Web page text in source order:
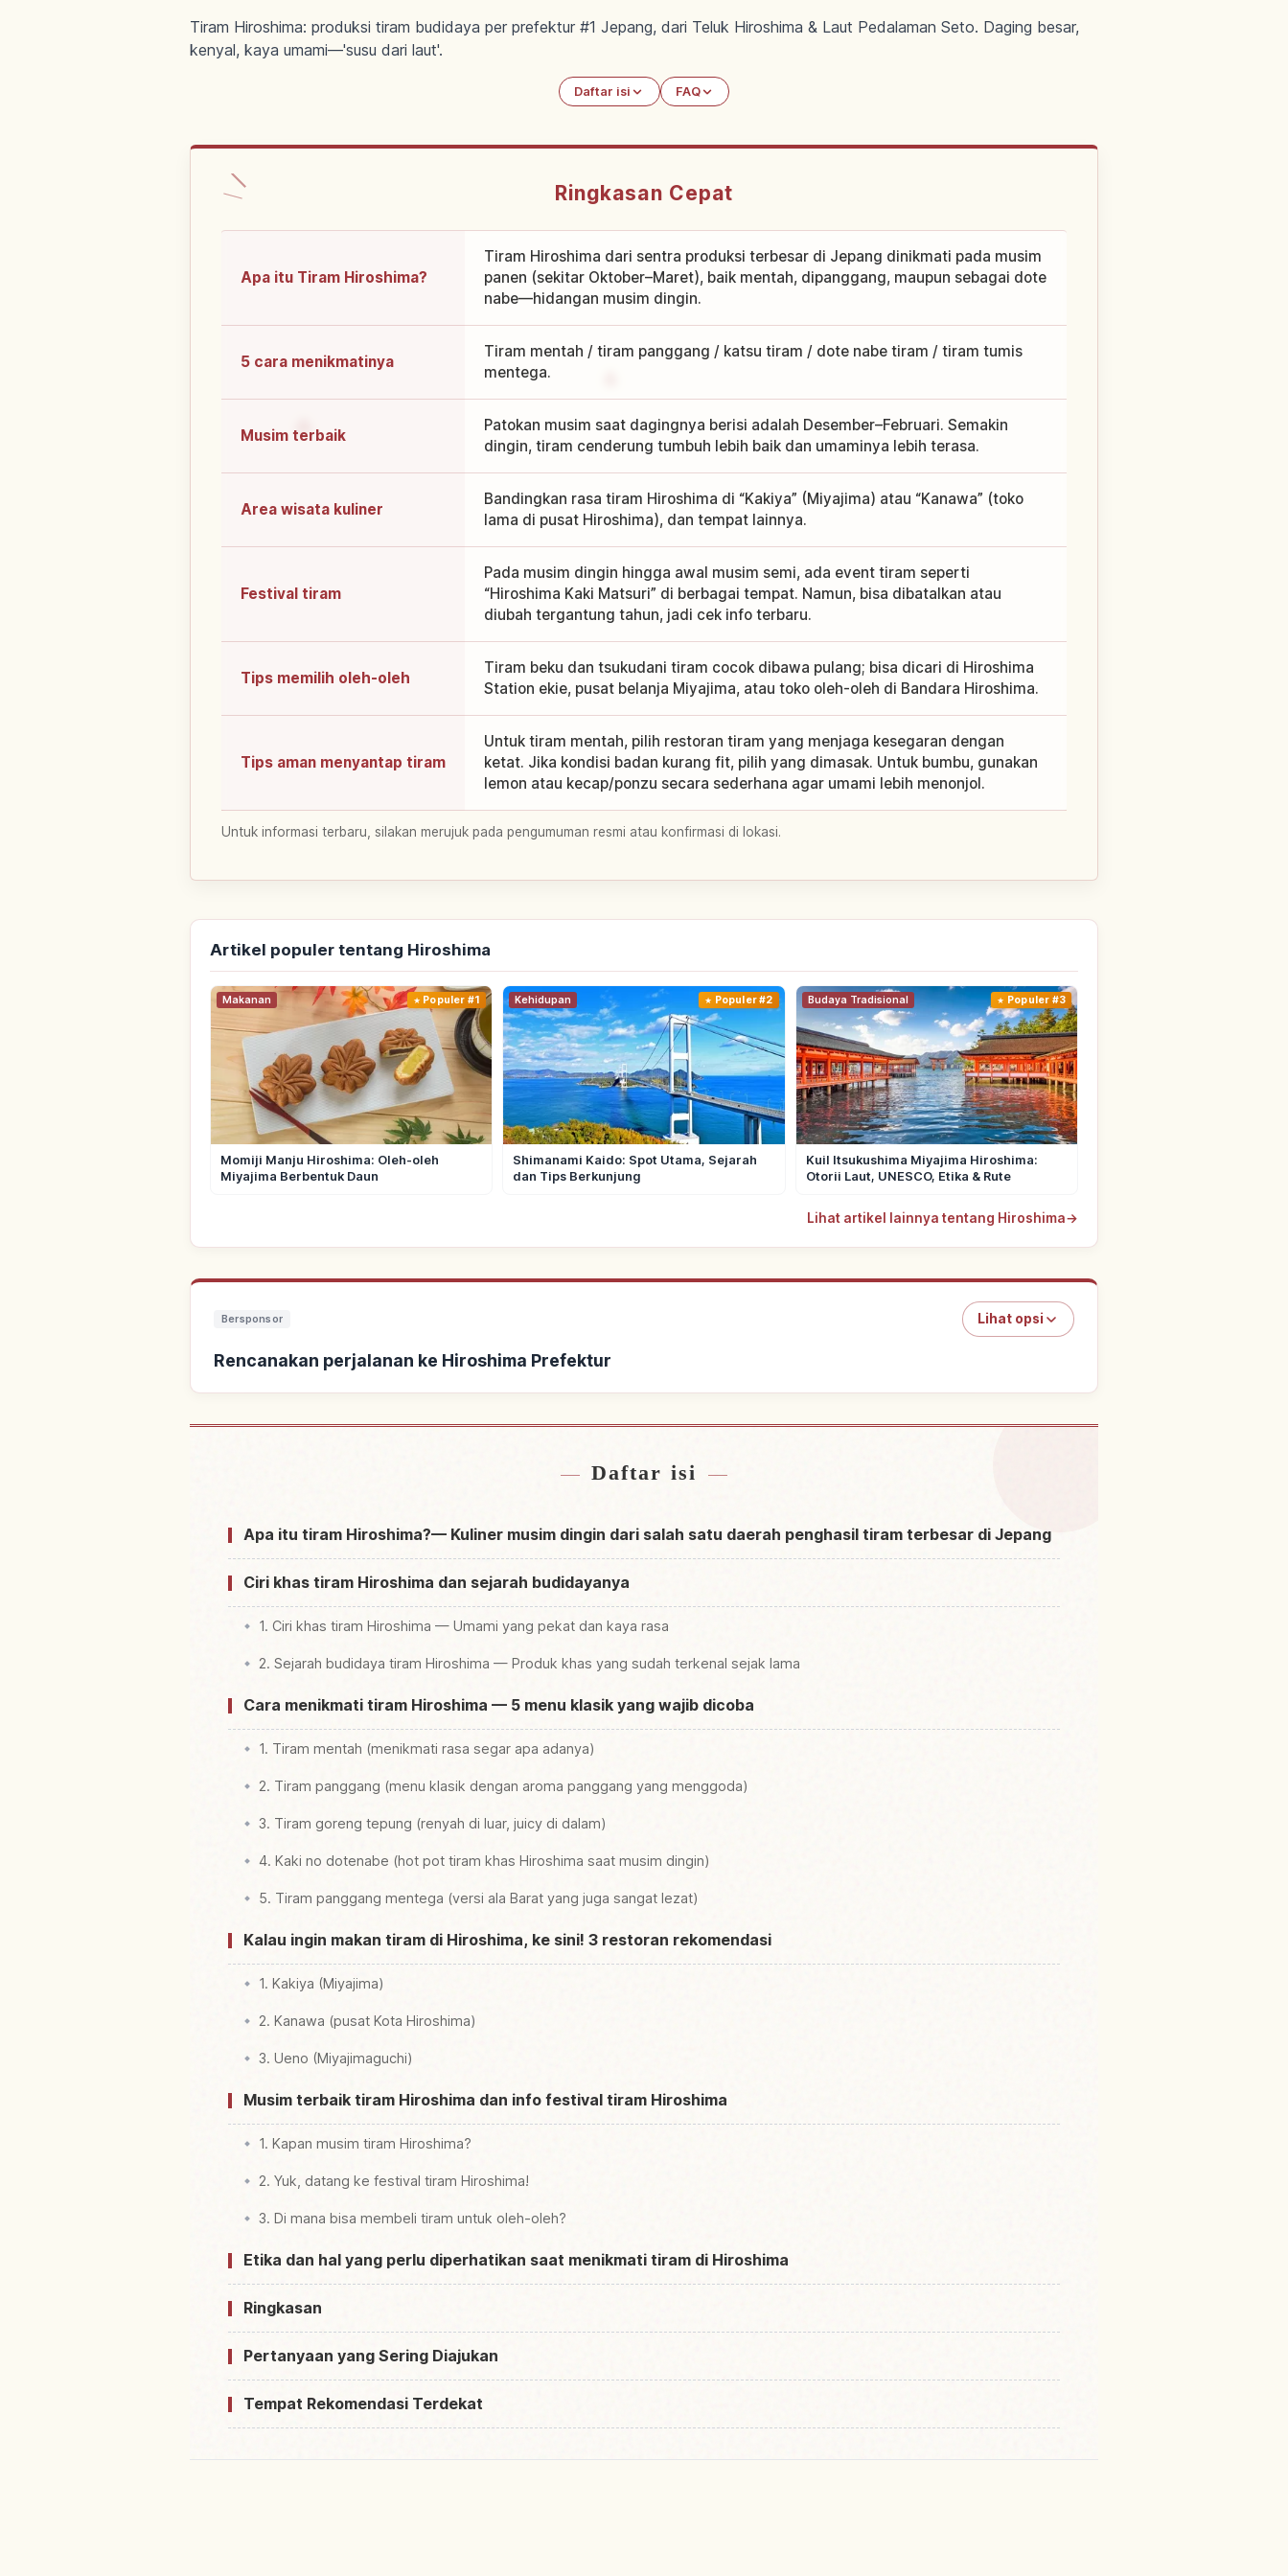
Tiram Hiroshima: produksi tiram budidaya per prefektur #1 Jepang, dari Teluk Hiroshima & Laut Pedalaman Seto. Daging besar,
kenyal, kaya umami—'susu dari laut'.
Daftar isi FAQ
Ringkasan Cepat
Apa itu Tiram Hiroshima?
Tiram Hiroshima dari sentra produksi terbesar di Jepang dinikmati pada musim
panen (sekitar Oktober–Maret), baik mentah, dipanggang, maupun sebagai dote
nabe—hidangan musim dingin.
5 cara menikmatinya
Tiram mentah / tiram panggang / katsu tiram / dote nabe tiram / tiram tumis
mentega.
Musim terbaik
Patokan musim saat dagingnya berisi adalah Desember–Februari. Semakin
dingin, tiram cenderung tumbuh lebih baik dan umaminya lebih terasa.
Area wisata kuliner
Bandingkan rasa tiram Hiroshima di “Kakiya” (Miyajima) atau “Kanawa” (toko
lama di pusat Hiroshima), dan tempat lainnya.
Festival tiram
Pada musim dingin hingga awal musim semi, ada event tiram seperti
“Hiroshima Kaki Matsuri” di berbagai tempat. Namun, bisa dibatalkan atau
diubah tergantung tahun, jadi cek info terbaru.
Tips memilih oleh-oleh
Tiram beku dan tsukudani tiram cocok dibawa pulang; bisa dicari di Hiroshima
Station ekie, pusat belanja Miyajima, atau toko oleh-oleh di Bandara Hiroshima.
Tips aman menyantap tiram
Untuk tiram mentah, pilih restoran tiram yang menjaga kesegaran dengan
ketat. Jika kondisi badan kurang fit, pilih yang dimasak. Untuk bumbu, gunakan
lemon atau kecap/ponzu secara sederhana agar umami lebih menonjol.
Untuk informasi terbaru, silakan merujuk pada pengumuman resmi atau konfirmasi di lokasi.
Artikel populer tentang Hiroshima
Makanan Populer #1
Momiji Manju Hiroshima: Oleh-oleh
Miyajima Berbentuk Daun
Kehidupan Populer #2
Shimanami Kaido: Spot Utama, Sejarah
dan Tips Berkunjung
Budaya Tradisional Populer #3
Kuil Itsukushima Miyajima Hiroshima:
Otorii Laut, UNESCO, Etika & Rute
Lihat artikel lainnya tentang Hiroshima→
Bersponsor Lihat opsi
Rencanakan perjalanan ke Hiroshima Prefektur
Daftar isi
Apa itu tiram Hiroshima?— Kuliner musim dingin dari salah satu daerah penghasil tiram terbesar di Jepang
Ciri khas tiram Hiroshima dan sejarah budidayanya
1. Ciri khas tiram Hiroshima — Umami yang pekat dan kaya rasa
2. Sejarah budidaya tiram Hiroshima — Produk khas yang sudah terkenal sejak lama
Cara menikmati tiram Hiroshima — 5 menu klasik yang wajib dicoba
1. Tiram mentah (menikmati rasa segar apa adanya)
2. Tiram panggang (menu klasik dengan aroma panggang yang menggoda)
3. Tiram goreng tepung (renyah di luar, juicy di dalam)
4. Kaki no dotenabe (hot pot tiram khas Hiroshima saat musim dingin)
5. Tiram panggang mentega (versi ala Barat yang juga sangat lezat)
Kalau ingin makan tiram di Hiroshima, ke sini! 3 restoran rekomendasi
1. Kakiya (Miyajima)
2. Kanawa (pusat Kota Hiroshima)
3. Ueno (Miyajimaguchi)
Musim terbaik tiram Hiroshima dan info festival tiram Hiroshima
1. Kapan musim tiram Hiroshima?
2. Yuk, datang ke festival tiram Hiroshima!
3. Di mana bisa membeli tiram untuk oleh-oleh?
Etika dan hal yang perlu diperhatikan saat menikmati tiram di Hiroshima
Ringkasan
Pertanyaan yang Sering Diajukan
Tempat Rekomendasi Terdekat